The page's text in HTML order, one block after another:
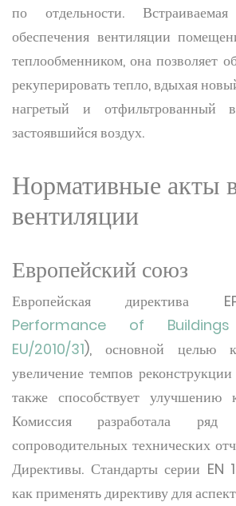
по отдельности.
обеспечения вентиляции
теплообменником, она позволяет
рекуперировать тепло, вдыхая
нагретый и отфильтрованный
застоявшийся воздух.
Нормативные акты
вентиляции
Европейский союз
Европейская директива
Performance of
EU/2010/31), основной целью
увеличение темпов
также способствует улучшению
Комиссия разработала
сопроводительных технических
Директивы. Стандарты серии EN
как применять директиву для